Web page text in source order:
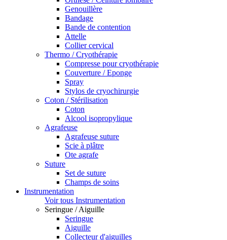
Genouillère
Bandage
Bande de contention
Attelle
Collier cervical
Thermo / Cryothérapie
Compresse pour cryothérapie
Couverture / Eponge
Spray
Stylos de cryochirurgie
Coton / Stérilisation
Coton
Alcool isopropylique
Agrafeuse
Agrafeuse suture
Scie à plâtre
Ote agrafe
Suture
Set de suture
Champs de soins
Instrumentation
Voir tous Instrumentation
Seringue / Aiguille
Seringue
Aiguille
Collecteur d'aiguilles